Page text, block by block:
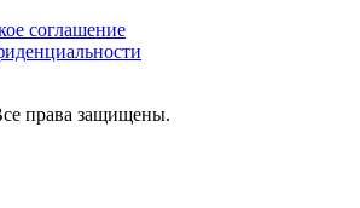
соглашение
права защищены.